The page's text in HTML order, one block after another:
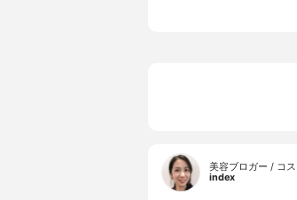
美容ブロガー / コ
index